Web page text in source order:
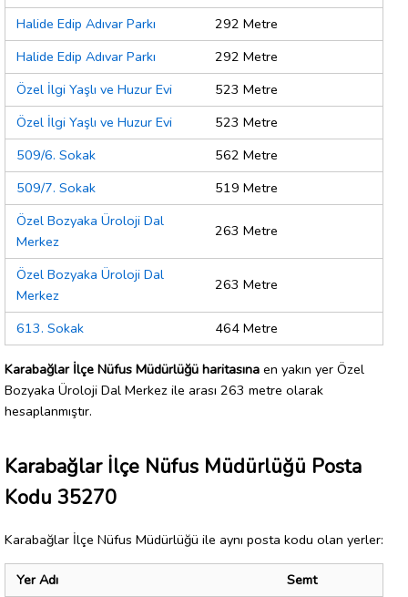
Halide Edip Adıvar Parkı
292 Metre
Halide Edip Adıvar Parkı
292 Metre
Özel İlgi Yaşlı ve Huzur Evi
523 Metre
Özel İlgi Yaşlı ve Huzur Evi
523 Metre
509/6. Sokak
562 Metre
509/7. Sokak
519 Metre
Özel Bozyaka Üroloji Dal
Merkez
263 Metre
Özel Bozyaka Üroloji Dal
Merkez
263 Metre
613. Sokak 464 Metre
Karabağlar İlçe Nüfus Müdürlüğü haritasına en yakın yer Özel
Bozyaka Üroloji Dal Merkez ile arası 263 metre olarak
hesaplanmıştır.
Karabağlar İlçe Nüfus Müdürlüğü Posta
Kodu 35270
Karabağlar İlçe Nüfus Müdürlüğü ile aynı posta kodu olan yerler:
Yer Adı
Semt